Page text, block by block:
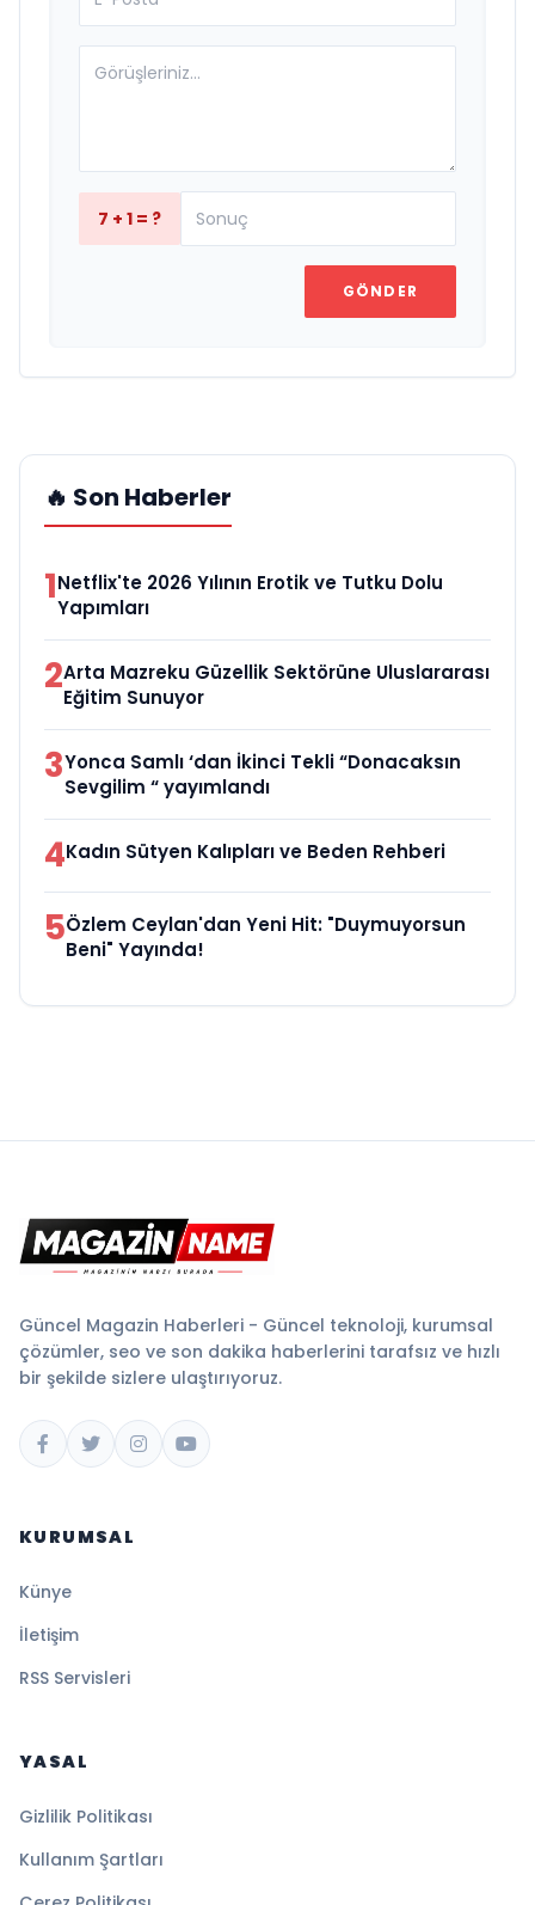
7 + 1 = ?
GÖNDER
🔥 Son Haberler
1Netflix'te 2026 Yılının Erotik ve Tutku Dolu
Yapımları
2Arta Mazreku Güzellik Sektörüne Uluslararası
Eğitim Sunuyor
3Yonca Samlı ‘dan İkinci Tekli “Donacaksın
Sevgilim “ yayımlandı
4Kadın Sütyen Kalıpları ve Beden Rehberi
5Özlem Ceylan'dan Yeni Hit: "Duymuyorsun
Beni" Yayında!
Güncel Magazin Haberleri - Güncel teknoloji, kurumsal
çözümler, seo ve son dakika haberlerini tarafsız ve hızlı
bir şekilde sizlere ulaştırıyoruz.
KURUMSAL
Künye
İletişim
RSS Servisleri
YASAL
Gizlilik Politikası
Kullanım Şartları